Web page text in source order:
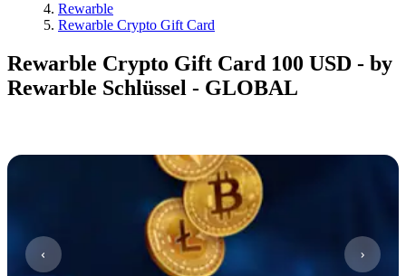
Rewarble
Rewarble Crypto Gift Card
Rewarble Crypto Gift Card 100 USD - by
Rewarble Schlüssel - GLOBAL